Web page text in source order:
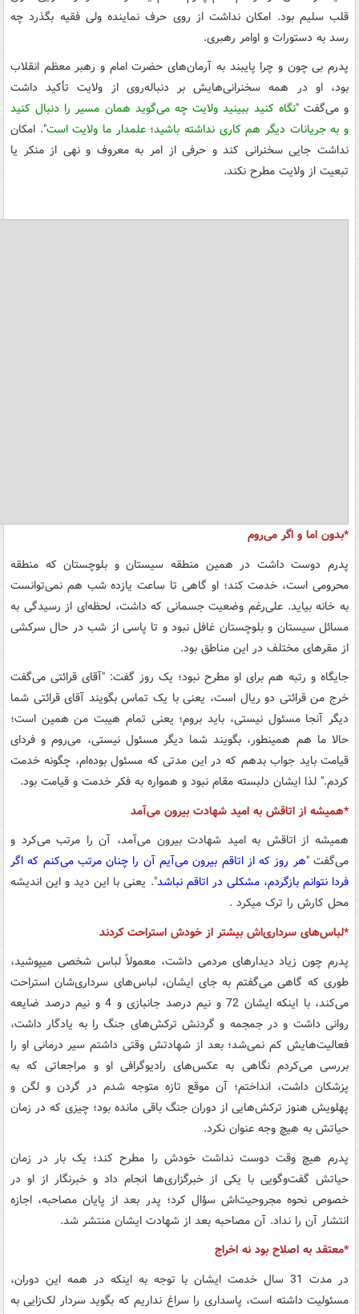
قلب سلیم بود. امکان نداشت از روی حرف نماینده ولی فقیه بگذرد چه
رسد به دستورات و اوامر رهبری.
پدرم بی چون و چرا پایبند به آرمان‌های حضرت امام و رهبر معظم انقلاب
بود، او در همه سخنرانی‌هایش بر دنباله‌روی از ولایت تأکید داشت
و می‌گفت "نگاه کنید ببینید ولایت چه می‌گوید همان مسیر را دنبال کنید
و به جریانات دیگر هم کاری نداشته باشید؛ علمدار ما ولایت است". امکان
نداشت جایی سخنرانی کند و حرفی از امر به معروف و نهی از منکر یا
تبعیت از ولایت مطرح نکند.
*بدون اما و اگر می‌روم
پدرم دوست داشت در همین منطقه سیستان و بلوچستان که منطقه
محرومی است، خدمت کند؛ او گاهی تا ساعت یازده شب هم نمی‌توانست
به خانه بیاید. علی‌رغم وضعیت جسمانی که داشت، لحظه‌ای از رسیدگی به
مسائل سیستان و بلوچستان غافل نبود و تا پاسی از شب در حال سرکشی
از مقرهای مختلف در این مناطق بود.
جایگاه و رتبه هم برای او مطرح نبود؛ یک روز گفت: "آقای قرائتی می‌گفت
خرج من قرائتی دو ریال است، ‌یعنی با یک تماس بگویند آقای قرائتی شما
دیگر آنجا مسئول نیستی، باید بروم؛ یعنی تمام هیبت من همین است؛
حالا ما هم همینطور، بگویند شما دیگر مسئول نیستی، می‌روم و فردای
قیامت باید جواب بدهم که در این مدتی که مسئول بوده‌ام، چگونه خدمت
کردم." لذا ایشان دلبسته مقام نبود و همواره به فکر خدمت و قیامت بود.
*همیشه از اتاقش به امید شهادت بیرون می‌آمد
همیشه از اتاقش به امید شهادت بیرون می‌آمد، آن را مرتب می‌کرد و
می‌گفت "هر روز که از اتاقم بیرون می‌آیم آن را چنان مرتب می‌کنم که اگر
فردا نتوانم بازگردم، مشکلی در اتاقم نباشد". یعنی با این دید و این اندیشه
محل کارش را ترک می‏کرد .
*لباس‌های سرداری‌اش بیشتر از خودش استراحت کردند
پدرم چون زیاد دیدارهای مردمی داشت، معمولاً لباس شخصی می‏پوشید،
طوری که گاهی می‌گفتم به جای ایشان، لباس‌های سرداری‌شان استراحت
می‌کند، با اینکه ایشان 72 و نیم درصد جانبازی و 4 و نیم درصد ضایعه
روانی داشت و در جمجمه و گردنش ترکش‌های جنگ را به یادگار داشت،
فعالیت‌هایش کم نمی‌شد؛ بعد از شهادتش وقتی داشتم سیر درمانی او را
بررسی می‌کردم نگاهی به عکس‌های رادیوگرافی او و مراجعاتی که به
پزشکان داشت، انداختم؛ آن موقع تازه متوجه شدم در گردن و لگن و
پهلویش هنوز ترکش‌هایی از دوران جنگ باقی مانده بود؛ چیزی که در زمان
حیاتش به هیچ وجه عنوان نکرد.
پدرم هیچ وقت دوست نداشت خودش را مطرح کند؛ یک بار در زمان
حیاتش گفت‌وگویی با یکی از خبرگزاری‌ها انجام داد و خبرنگار از او در
خصوص نحوه مجروحیت‌اش سؤال کرد؛ پدر بعد از پایان مصاحبه، اجازه
انتشار آن را نداد. آن مصاحبه بعد از شهادت ایشان منتشر شد.
*معتقد به اصلاح بود نه اخراج
در مدت 31 سال خدمت ایشان با توجه به اینکه در همه این دوران،
مسئولیت داشته است، پاسداری را سراغ نداریم که بگوید سردار لک‌زایی به